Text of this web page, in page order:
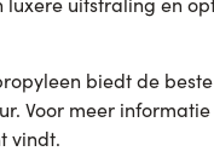
biedt de
Voor meer
vindt.